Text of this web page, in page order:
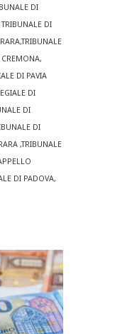
DI
DI
DI PAVIA
DI
DI
DI
,TRIBUNALE
DI PADOVA,